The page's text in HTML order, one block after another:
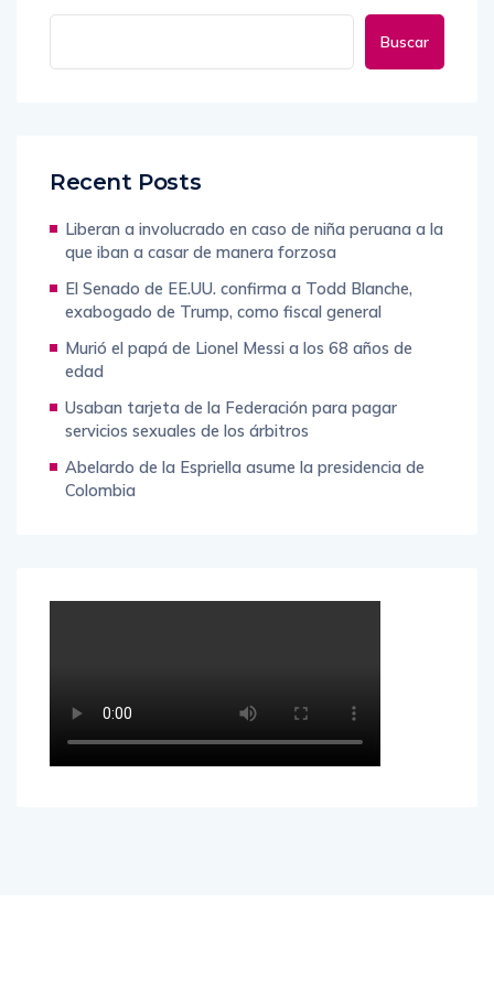
Buscar
Recent Posts
Liberan a involucrado en caso de niña peruana a la
que iban a casar de manera forzosa
El Senado de EE.UU. confirma a Todd Blanche,
exabogado de Trump, como fiscal general
Murió el papá de Lionel Messi a los 68 años de
edad
Usaban tarjeta de la Federación para pagar
servicios sexuales de los árbitros
Abelardo de la Espriella asume la presidencia de
Colombia